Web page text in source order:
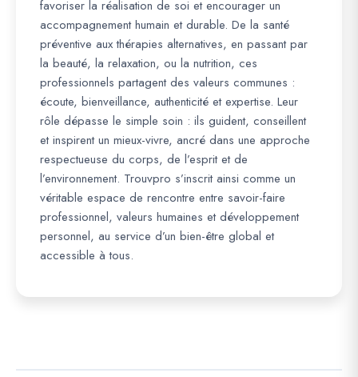
favoriser la réalisation de soi et encourager un
accompagnement humain et durable. De la santé
préventive aux thérapies alternatives, en passant par
la beauté, la relaxation, ou la nutrition, ces
professionnels partagent des valeurs communes :
écoute, bienveillance, authenticité et expertise. Leur
rôle dépasse le simple soin : ils guident, conseillent
et inspirent un mieux-vivre, ancré dans une approche
respectueuse du corps, de l’esprit et de
l’environnement. Trouvpro s’inscrit ainsi comme un
véritable espace de rencontre entre savoir-faire
professionnel, valeurs humaines et développement
personnel, au service d’un bien-être global et
accessible à tous.